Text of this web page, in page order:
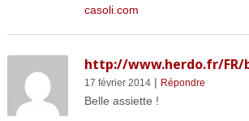
casoli.com
http://www.herdo.fr/FR/
17 février 2014| Répondre
Belle assiette !